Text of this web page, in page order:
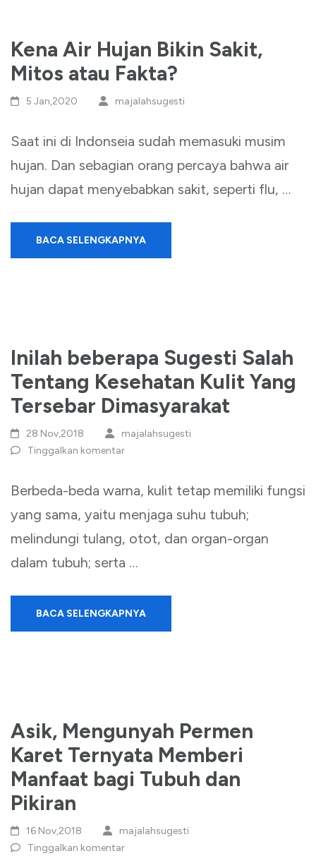
Kena Air Hujan Bikin Sakit,
Mitos atau Fakta?
5 Jan,2020 majalahsugesti
Saat ini di Indonseia sudah memasuki musim
hujan. Dan sebagian orang percaya bahwa air
hujan dapat menyebabkan sakit, seperti flu, …
BACA SELENGKAPNYA
Inilah beberapa Sugesti Salah
Tentang Kesehatan Kulit Yang
Tersebar Dimasyarakat
28 Nov,2018
majalahsugesti
Tinggalkan komentar
Berbeda-beda warna, kulit tetap memiliki fungsi
yang sama, yaitu menjaga suhu tubuh;
melindungi tulang, otot, dan organ-organ
dalam tubuh; serta …
BACA SELENGKAPNYA
Asik, Mengunyah Permen
Karet Ternyata Memberi
Manfaat bagi Tubuh dan
Pikiran
16 Nov,2018
majalahsugesti
Tinggalkan komentar